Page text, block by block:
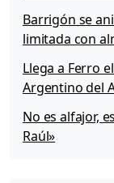
Barrigón se
limitada con
Llega a Ferro
Argentino del
No es alfajor,
Raúl»